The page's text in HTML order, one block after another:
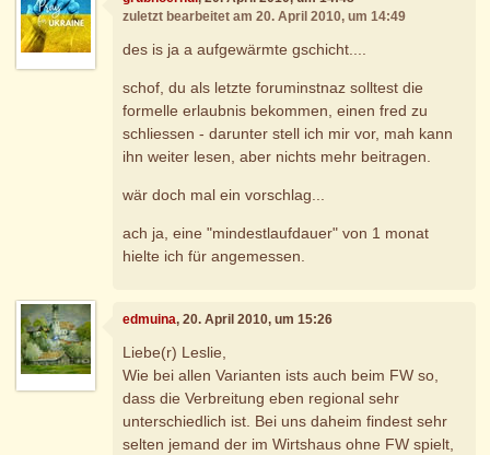
zuletzt bearbeitet am 20. April 2010, um 14:49
des is ja a aufgewärmte gschicht....
schof, du als letzte foruminstnaz solltest die
formelle erlaubnis bekommen, einen fred zu
schliessen - darunter stell ich mir vor, mah kann
ihn weiter lesen, aber nichts mehr beitragen.
wär doch mal ein vorschlag...
ach ja, eine "mindestlaufdauer" von 1 monat
hielte ich für angemessen.
edmuina, 20. April 2010, um 15:26
Liebe(r) Leslie,
Wie bei allen Varianten ists auch beim FW so,
dass die Verbreitung eben regional sehr
unterschiedlich ist. Bei uns daheim findest sehr
selten jemand der im Wirtshaus ohne FW spielt,